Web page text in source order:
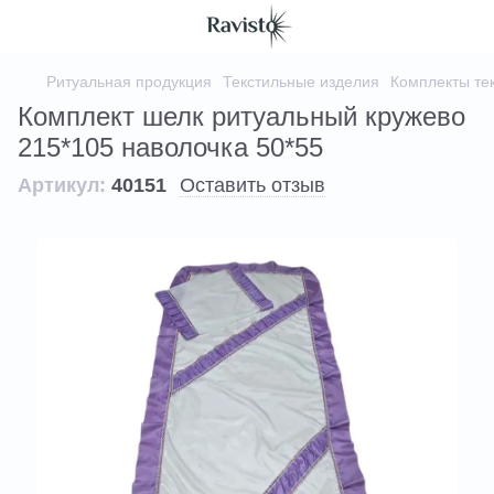
Ритуальная продукция Текстильные изделия Комплекты
Комплект шелк ритуальный кружево
215*105 наволочка 50*55
Артикул: 40151 Оставить отзыв